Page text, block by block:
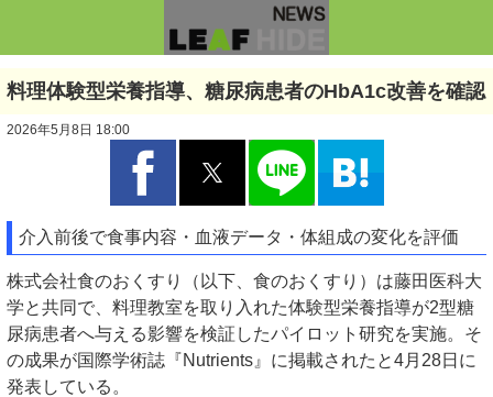
料理体験型栄養指導、糖尿病患者のHbA1c改善を確認
2026年5月8日 18:00
介入前後で食事内容・血液データ・体組成の変化を評価
株式会社食のおくすり（以下、食のおくすり）は藤田医科大
学と共同で、料理教室を取り入れた体験型栄養指導が2型糖
尿病患者へ与える影響を検証したパイロット研究を実施。そ
の成果が国際学術誌『Nutrients』に掲載されたと4月28日に
発表している。